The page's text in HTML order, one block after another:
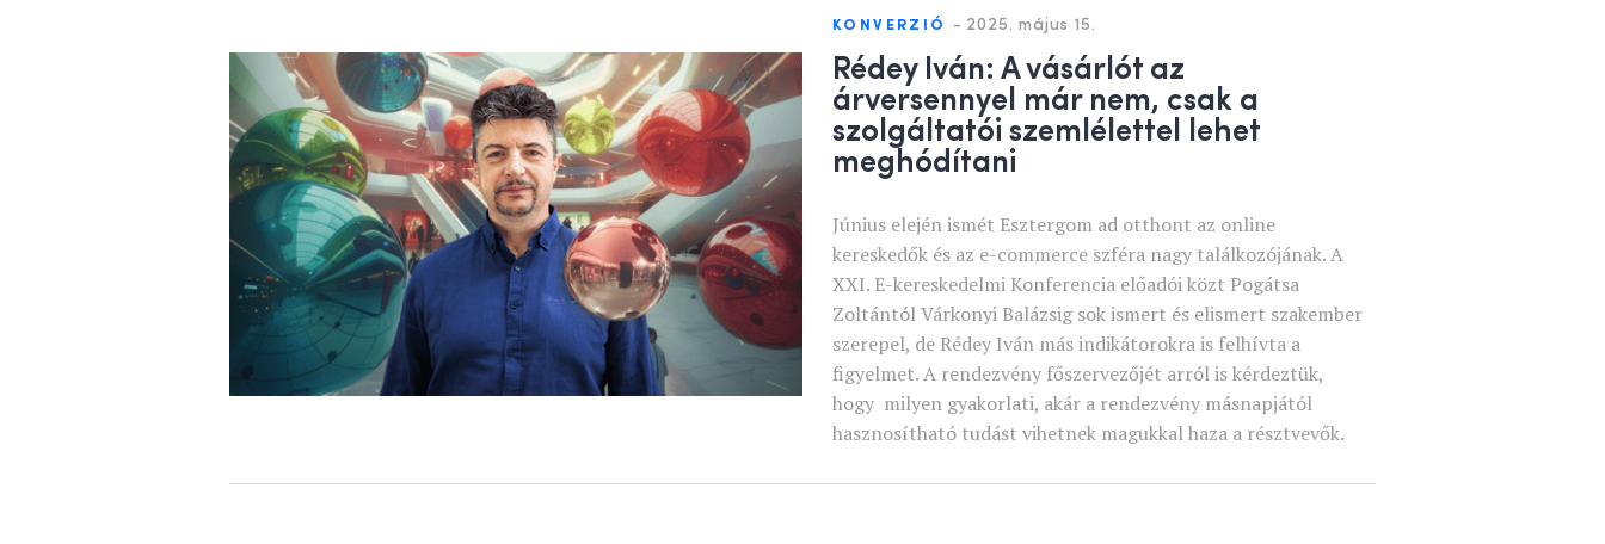
KONVERZIÓ - 2025. május 15.
Rédey Iván: A vásárlót az
árversennyel már nem, csak a
szolgáltatói szemlélettel lehet
meghódítani
Június elején ismét Esztergom ad otthont az online
kereskedők és az e-commerce szféra nagy találkozójának. A
XXI. E-kereskedelmi Konferencia előadói közt Pogátsa
Zoltántól Várkonyi Balázsig sok ismert és elismert szakember
szerepel, de Rédey Iván más indikátorokra is felhívta a
figyelmet. A rendezvény főszervezőjét arról is kérdeztük,
hogy milyen gyakorlati, akár a rendezvény másnapjától
hasznosítható tudást vihetnek magukkal haza a résztvevők.